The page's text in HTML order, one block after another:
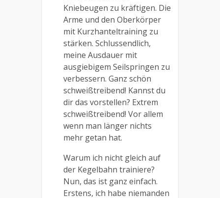
Kniebeugen zu kräftigen. Die
Arme und den Oberkörper
mit Kurzhanteltraining zu
stärken. Schlussendlich,
meine Ausdauer mit
ausgiebigem Seilspringen zu
verbessern. Ganz schön
schweißtreibend! Kannst du
dir das vorstellen? Extrem
schweißtreibend! Vor allem
wenn man länger nichts
mehr getan hat.
Warum ich nicht gleich auf
der Kegelbahn trainiere?
Nun, das ist ganz einfach.
Erstens, ich habe niemanden